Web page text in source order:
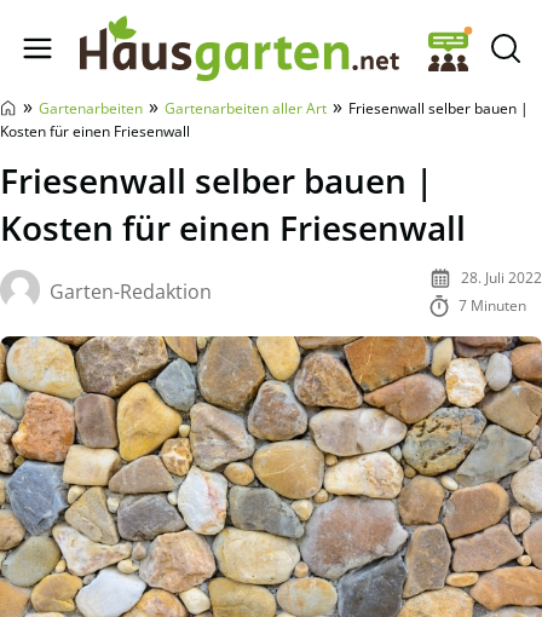
Hausgarten.net
» Gartenarbeiten » Gartenarbeiten aller Art » Friesenwall selber bauen |
Kosten für einen Friesenwall
Friesenwall selber bauen |
Kosten für einen Friesenwall
Garten-Redaktion
28. Juli 2022
7 Minuten